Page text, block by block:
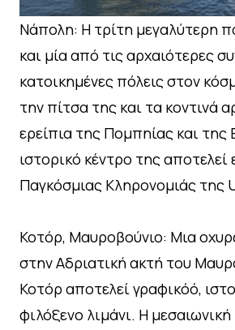
Νάπολη: Η τρίτη μεγαλύτερη
και μία από τις αρχαιότερες
κατοικημένες πόλεις στον
την πίτσα της και τα κοντινά
ερείπια της Πομπηίας και της
ιστορικό κέντρο της
Παγκόσμιας Κληρονομιάς της
Κοτόρ, Μαυροβούνιο: Μια
στην Αδριατική ακτή του
Κοτόρ αποτελεί γραφικόό,
φιλόξενο λιμάνι. Η